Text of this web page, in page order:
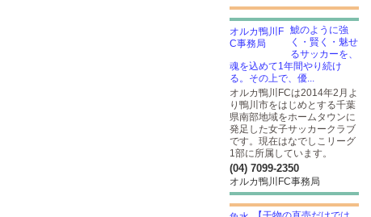
鯱のように強
く・賢く・魅せ
るサッカーを、
魂を込めて1年間やり続け
る。その上で、優...
オルカ鴨川FCは2014年2月よ
り鴨川市をはじめとする千葉
県南部地域をホームタウンに
発足した女子サッカークラブ
です。現在はなでしこリーグ
1部に所属しています。
(04) 7099-2350
オルカ鴨川FC事務局